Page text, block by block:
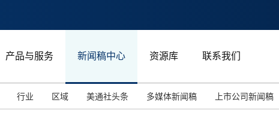
产品与服务 新闻稿中心 资源库 联系我们
行业 区域 美通社头条 多媒体新闻稿 上市公司新闻稿